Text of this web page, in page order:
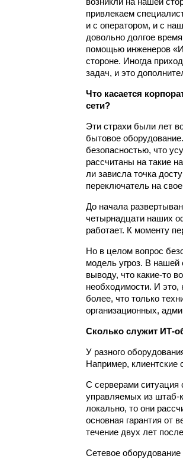
привлекаем
и с оператором, и с
довольно долгое
помощью инженеров
стороне. Иногда
задач, и это
Что касается
сети?
Эти страхи были лет
бытовое
безопасностью, что
рассчитаны на такие
ли зависла точка
переключатель на
До начала
четырнадцати наших
работает. К моменту
Но в целом вопрос
модель угроз. В нашей
выводу, что какие-то
необходимости. И
более, что только
организационных,
Сколько служит ИТ-
У разного
Например,
С серверами ситуация
управляемых из штаб-
локально, то они
основная гарантия от
течение двух лет
Сетевое оборудование